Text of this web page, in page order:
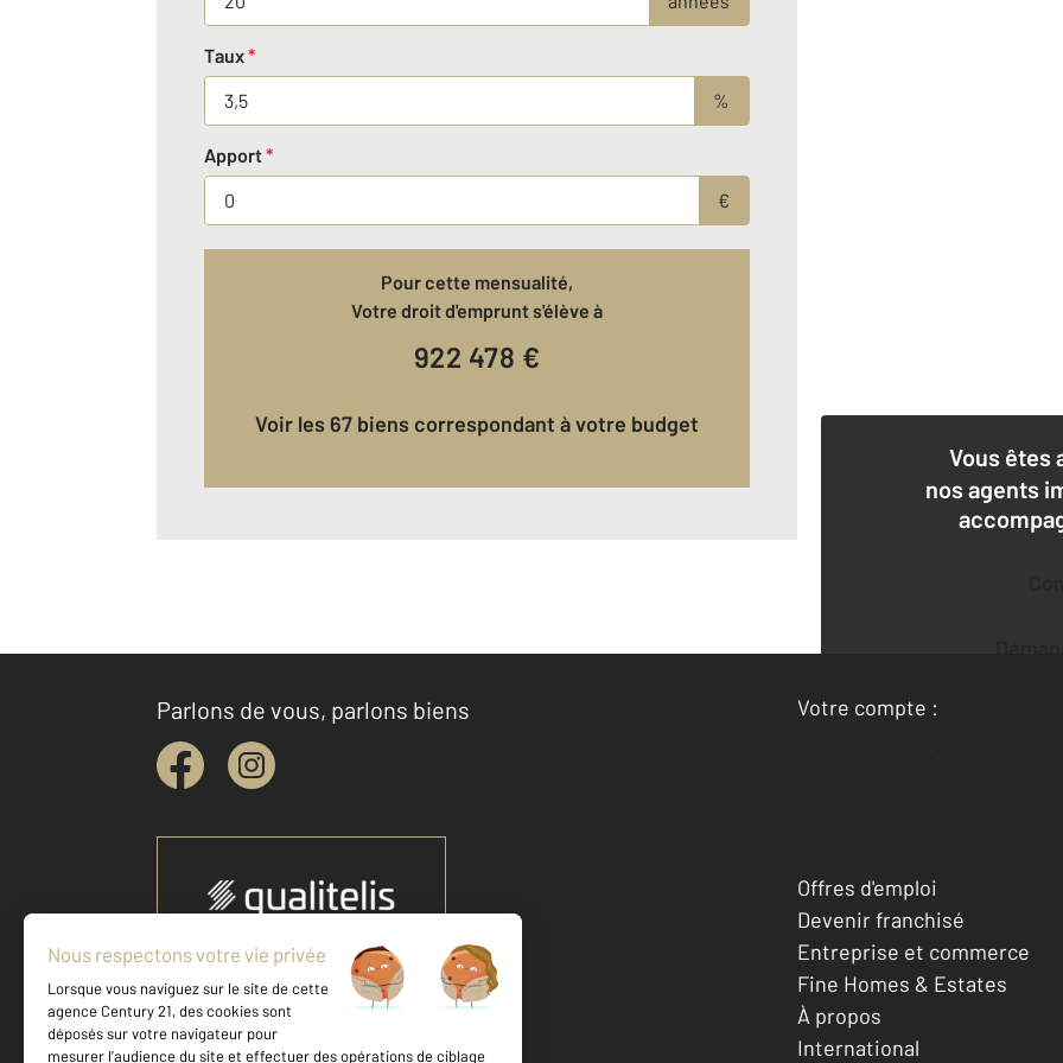
Taux*
%
Apport*
€
Pour cette mensualité,
Votre droit d'emprunt s'élève à
922 478 €
Voir les 67 biens correspondant à votre budget
Vous êtes
nos agents
Parlons de vous, parlons biens
Votre compte :
Accéder à mon compte
Votre agence est notée
Achat
Vente
Offres d'emploi
Devenir franchisé
Entreprise et commerce
Fine Homes & Estates
À propos
International